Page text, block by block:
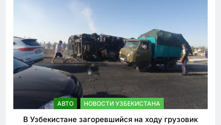
АВТО НОВОСТИ УЗБЕКИСТАНА
В Узбекистане загоревшийся на ходу грузовик